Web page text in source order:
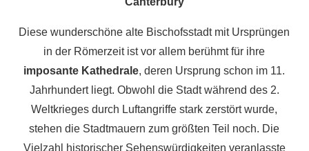
Diese wunderschöne alte Bischofsstadt mit Ursprüngen
in der Römerzeit ist vor allem berühmt für ihre
imposante Kathedrale, deren Ursprung schon im 11.
Jahrhundert liegt. Obwohl die Stadt während des 2.
Weltkrieges durch Luftangriffe stark zerstört wurde,
stehen die Stadtmauern zum größten Teil noch. Die
Vielzahl historischer Sehenswürdigkeiten veranlasste